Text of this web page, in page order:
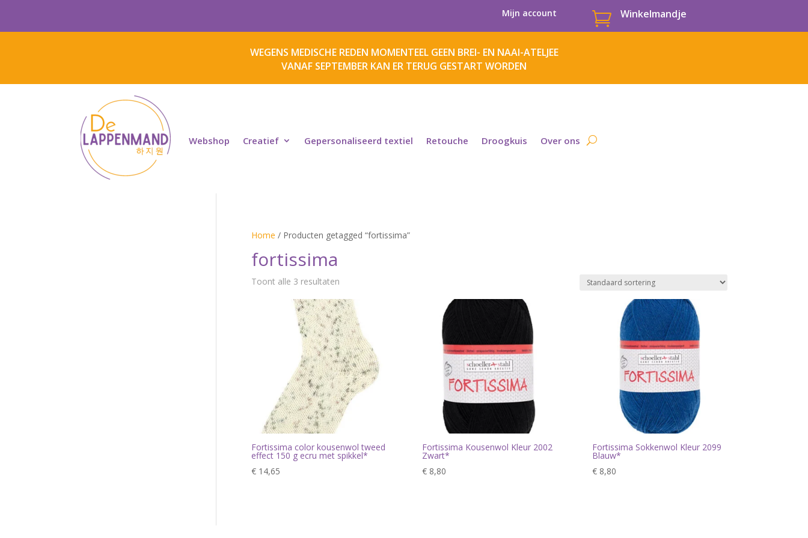
Mijn account  Winkelmandje
WEGENS MEDISCHE REDEN MOMENTEEL GEEN BREI- EN NAAI-ATELJEE
VANAF SEPTEMBER KAN ER TERUG GESTART WORDEN
Webshop Creatief Gepersonaliseerd textiel Retouche Droogkuis Over ons
Home / Producten getagged “fortissima”
fortissima
Toont alle 3 resultaten
Fortissima color kousenwol tweed
effect 150 g ecru met spikkel*
€14,65
Fortissima Kousenwol Kleur 2002
Zwart*
€8,80
Fortissima Sokkenwol Kleur 2099
Blauw*
€ 8,80